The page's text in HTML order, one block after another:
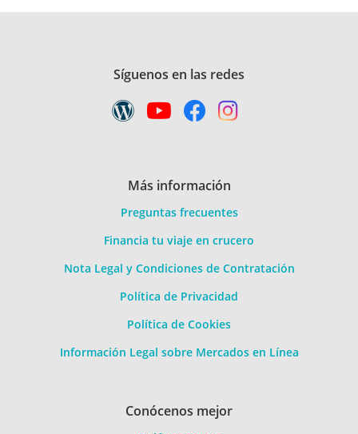
Síguenos en las redes
Más información
Preguntas frecuentes
Financia tu viaje en crucero
Nota Legal y Condiciones de Contratación
Política de Privacidad
Política de Cookies
Información Legal sobre Mercados en Línea
Conócenos mejor